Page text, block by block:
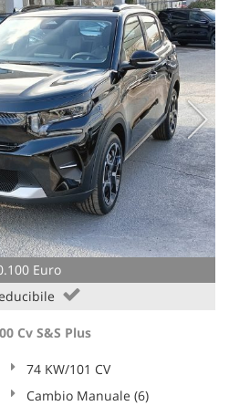
Euro
Cv S&S Plus
74 KW/101 CV
Cambio Manuale (6)